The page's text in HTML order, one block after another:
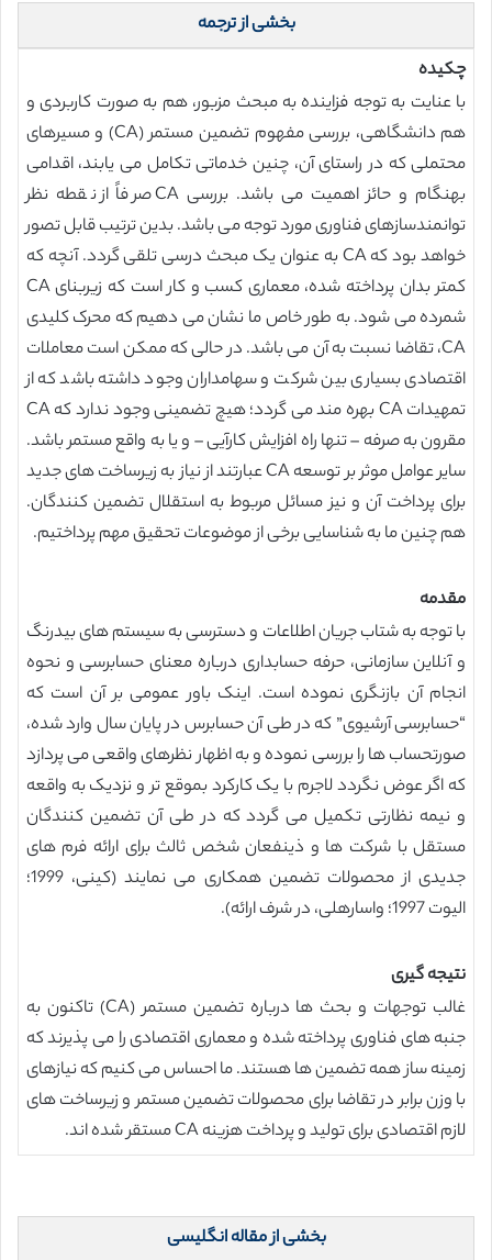
بخشی از ترجمه
چکیده
با عنایت به توجه فزاینده به مبحث مزبور، هم به صورت کاربردی و
هم دانشگاهی، بررسی مفهوم تضمین مستمر (CA) و مسیرهای
محتملی که در راستای آن، چنین خدماتی تکامل می یابند، اقدامی
بهنگام و حائز اهمیت می باشد. بررسی CA صرفاً از نقطه نظر
توانمندسازهای فناوری مورد توجه می باشد. بدین ترتیب قابل تصور
خواهد بود که CA به عنوان یک مبحث درسی تلقی گردد. آنچه که
کمتر بدان پرداخته شده، معماری کسب و کار است که زیربنای CA
شمرده می شود. به طور خاص ما نشان می دهیم که محرک کلیدی
CA، تقاضا نسبت به آن می باشد. در حالی که ممکن است معاملات
اقتصادی بسیاری بین شرکت و سهامداران وجود داشته باشد که از
تمهیدات CA بهره مند می گردد؛ هیچ تضمینی وجود ندارد که CA
مقرون به صرفه – تنها راه افزایش کارآیی – و یا به واقع مستمر باشد.
سایر عوامل موثر بر توسعه CA عبارتند از نیاز به زیرساخت های جدید
برای پرداخت آن و نیز مسائل مربوط به استقلال تضمین کنندگان.
هم چنین ما به شناسایی برخی از موضوعات تحقیق مهم پرداختیم.
مقدمه
با توجه به شتاب جریان اطلاعات و دسترسی به سیستم های بیدرنگ
و آنلاین سازمانی، حرفه حسابداری درباره معنای حسابرسی و نحوه
انجام آن بازنگری نموده است. اینک باور عمومی بر آن است که
“حسابرسی آرشیوی” که در طی آن حسابرس در پایان سال وارد شده،
صورتحساب ها را بررسی نموده و به اظهار نظرهای واقعی می پردازد
که اگر عوض نگردد لاجرم با یک کارکرد بموقع تر و نزدیک به واقعه
و نیمه نظارتی تکمیل می گردد که در طی آن تضمین کنندگان
مستقل با شرکت ها و ذینفعان شخص ثالث برای ارائه فرم های
جدیدی از محصولات تضمین همکاری می نمایند (کینی، 1999؛
الیوت 1997؛ واسارهلی، در شرف ارائه).
نتيجه گيری
غالب توجهات و بحث ها درباره تضمین مستمر (CA) تاکنون به
جنبه های فناوری پرداخته شده و معماری اقتصادی را می پذیرند که
زمینه ساز همه تضمین ها هستند. ما احساس می کنیم که نیازهای
با وزن برابر در تقاضا برای محصولات تضمین مستمر و زیرساخت های
لازم اقتصادی برای تولید و پرداخت هزینه CA مستقر شده اند.
بخشی از مقاله انگلیسی